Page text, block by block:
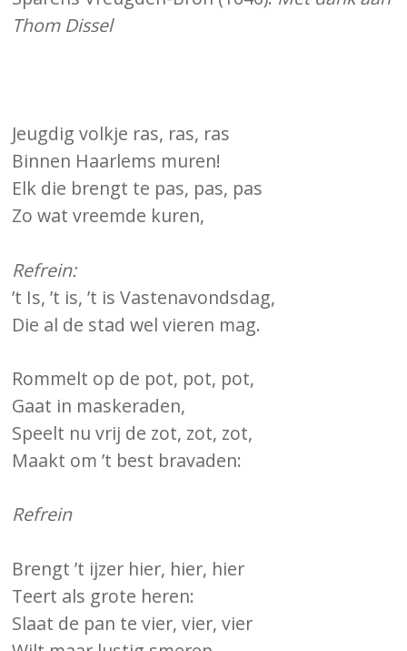
Thom Dissel
Jeugdig volkje ras, ras, ras
Binnen Haarlems muren!
Elk die brengt te pas, pas, pas
Zo wat vreemde kuren,
Refrein:
’t Is, ’t is, ’t is Vastenavondsdag,
Die al de stad wel vieren mag.
Rommelt op de pot, pot, pot,
Gaat in maskeraden,
Speelt nu vrij de zot, zot, zot,
Maakt om ’t best bravaden:
Refrein
Brengt ’t ijzer hier, hier, hier
Teert als grote heren:
Slaat de pan te vier, vier, vier